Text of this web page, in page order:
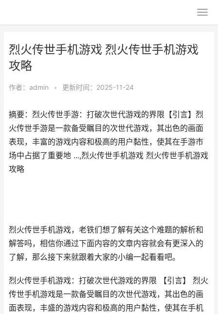
烈火传世手机游戏 烈火传世手机游戏
攻略
作者： admin • 更新时间：2025-11-24
摘要：烈火传世手游：打破次世代游戏的界限【引言】烈
火传世手游是一款备受瞩目的次世代游戏，其出色的画面
表现，丰富的游戏内容和极高的用户黏性，使其在手游市
场中占据了重要地 ...,烈火传世手机游戏 烈火传世手机游戏
攻略
烈火传世手机游戏，老铁们想了解有关这个难题的解析和
解答吗，相信你通过下面内容的文章内容就会有更深入的
了解，那么接下来就跟着大家的小编一起看看吧。
烈火传世手机游戏：打破次世代游戏的界限 【引言】 烈火
传世手机游戏是一款备受瞩目的次世代游戏，其出色的画
面表现，丰盛的游戏内容和极高的用户黏性，使其在手机